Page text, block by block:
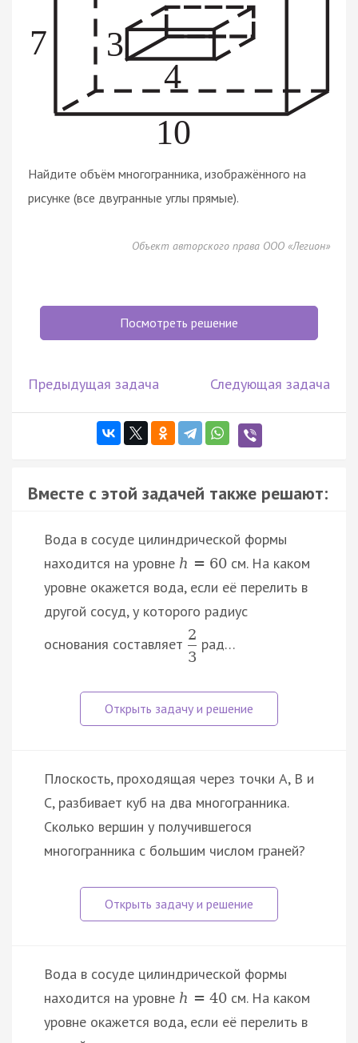
Найдите объём многогранника, изображённого на
рисунке (все двугранные углы прямые).
Объект авторского права ООО «Легион»
Посмотреть решение
Предыдущая задача Следующая задача
Вместе с этой задачей также решают:
Вода в сосуде цилиндрической формы
находится на уровне h = 60 см. На каком
уровне окажется вода, если её перелить в
другой сосуд, у которого радиус
основания составляет
2
3
рад…
Плоскость, проходящая через точки A, B и
C, разбивает куб на два многогранника.
Сколько вершин у получившегося
многогранника с большим числом граней?
Вода в сосуде цилиндрической формы
находится на уровне h = 40 см. На каком
уровне окажется вода, если её перелить в